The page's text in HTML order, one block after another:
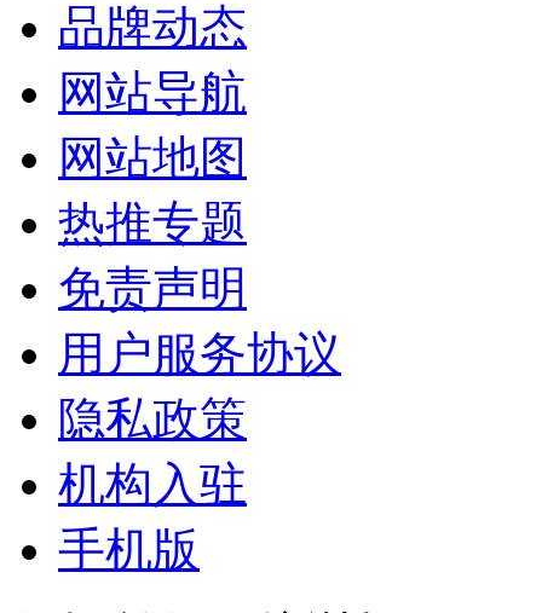
品牌动态
网站导航
网站地图
热推专题
免责声明
用户服务协议
隐私政策
机构入驻
手机版